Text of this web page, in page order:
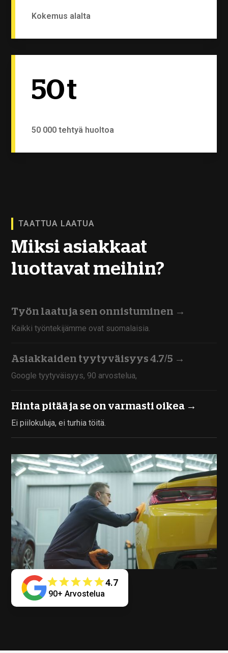
Kokemus alalta
50t
50 000 tehtyä huoltoa
TAATTUA LAATUA
Miksi asiakkaat
luottavat meihin?
Työn laatu ja sen onnistuminen →
Kaikki työntekijämme ovat suomalaisia.
Asiakkaiden tyytyväisyys 4.7/5 →
Google tyytyväisyys, 90 arvostelua,
Hinta pitää ja se on varmasti oikea →
Ei piilokuluja, ei turhia töitä.
4.7
90+ Arvostelua